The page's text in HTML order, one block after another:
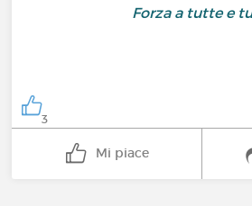
Forza a tutte e
3
Mi piace